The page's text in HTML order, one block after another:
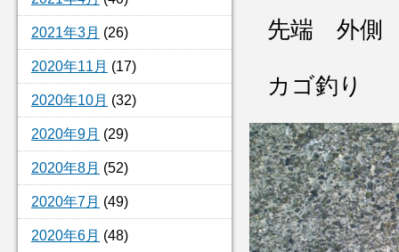
2021年3月 (26)
2020年11月 (17)
2020年10月 (32)
2020年9月 (29)
2020年8月 (52)
2020年7月 (49)
2020年6月 (48)
先端 外側
カゴ釣り